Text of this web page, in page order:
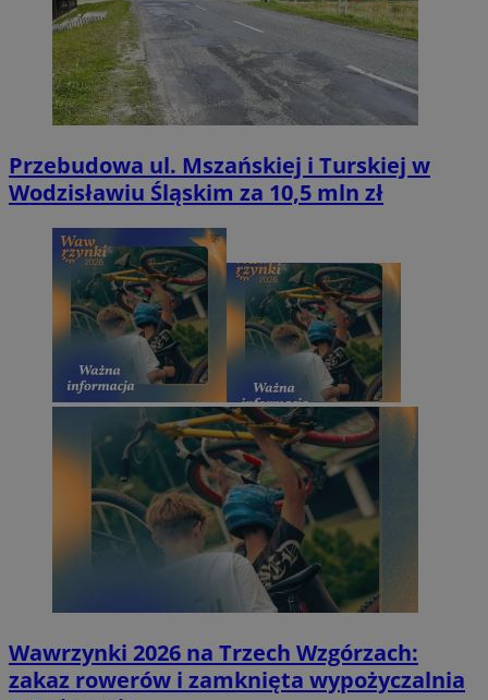
Przebudowa ul. Mszańskiej i Turskiej w
Wodzisławiu Śląskim za 10,5 mln zł
Wawrzynki 2026 na Trzech Wzgórzach:
zakaz rowerów i zamknięta wypożyczalnia